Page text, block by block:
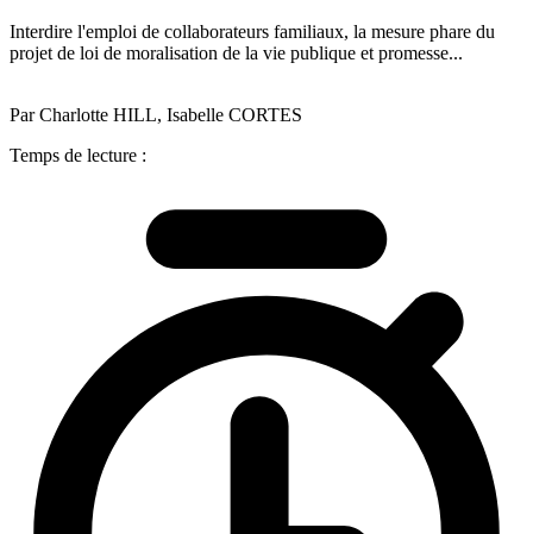
Interdire l'emploi de collaborateurs familiaux, la mesure phare du
projet de loi de moralisation de la vie publique et promesse...
Par Charlotte HILL, Isabelle CORTES
Temps de lecture :